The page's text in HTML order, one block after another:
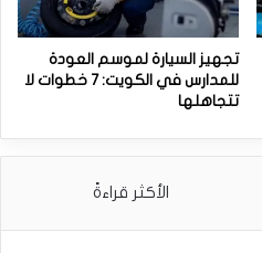
تجهيز السيارة لموسم العودة
للمدارس في الكويت: 7 خطوات لا
تتجاهلها
الأكثر قراءةً